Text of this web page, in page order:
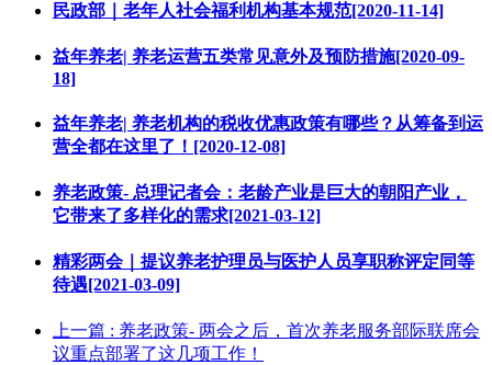
民政部｜老年人社会福利机构基本规范[2020-11-14]
益年养老| 养老运营五类常见意外及预防措施[2020-09-
18]
益年养老| 养老机构的税收优惠政策有哪些？从筹备到运
营全都在这里了！[2020-12-08]
养老政策- 总理记者会：老龄产业是巨大的朝阳产业，
它带来了多样化的需求[2021-03-12]
精彩两会｜提议养老护理员与医护人员享职称评定同等
待遇[2021-03-09]
上一篇 : 养老政策- 两会之后，首次养老服务部际联席会
议重点部署了这几项工作！